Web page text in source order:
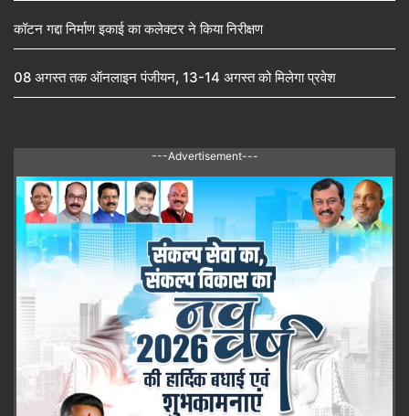
कॉटन गद्दा निर्माण इकाई का कलेक्टर ने किया निरीक्षण
08 अगस्त तक ऑनलाइन पंजीयन, 13-14 अगस्त को मिलेगा प्रवेश
---Advertisement---